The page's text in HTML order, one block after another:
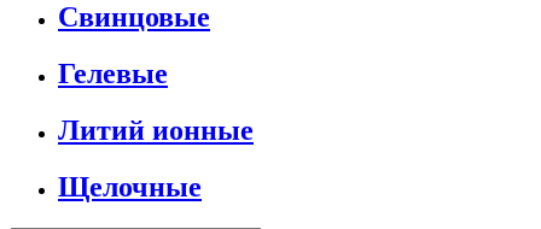
Свинцовые
Гелевые
Литий ионные
Щелочные